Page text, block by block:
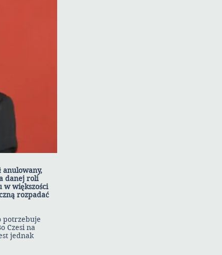
anulowany,
danej roli
większości
rozpadać
potrzebuje
Czesi na
jednak